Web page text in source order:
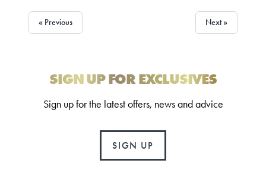
« Previous Next »
SIGN UP FOR EXCLUSIVES
Sign up for the latest offers, news and advice
SIGN UP